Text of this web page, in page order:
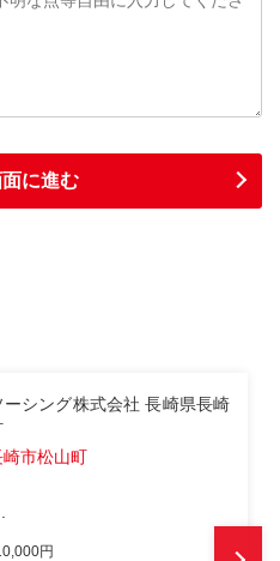
ーシング株式会社 長崎県長崎
市松山町
円